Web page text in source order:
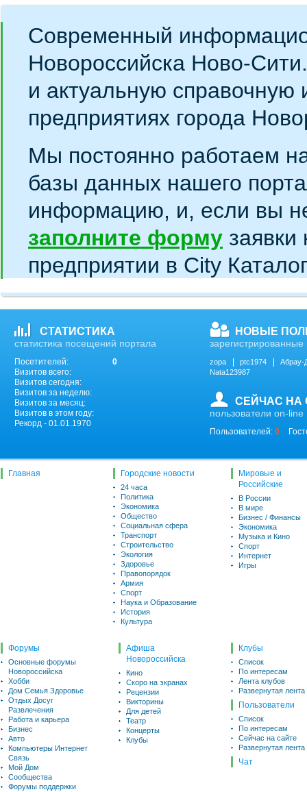
Современный
Новороссийска Ново-
и актуальную
предприятиях города
Мы постоянно работаем
базы данных нашего
информацию, и, если вы
заполните форму
предприятии в City
СТАТИСТИКА
статистика посещений портала
Посетителей:
0
Визитов всего:
Визитов сегодня:
Визитов за неделю:
Визитов за месяц:
Визитов в этом году:
Рекорд - 01.01.1970
НОВЫЕ
зарегистрированные
zopa ptc1974
Абрау-
Nata123987
СЕЙЧАС НА
пользователи on-line
Пользователей: 0
Главная Городские новости
24 часа
Политика
Экономика
Общество
Социальная сфера
Транспорт
Строительство
Экология
Здоровье
Правопорядок
Армия
Спорт
Наука и Образование
История
Культура
Мировые и
Российские
В России
В мире
Бизнес / Финансы
Экономика
Музыка и Кино
Спорт
Интернет
Игры
Форумы
Основные форумы
Новороссийска
Хобби
Дом Семья Здоровье
Отдых Досуг
Развлечения
Работа и карьера
Бизнес
Авто
Компьютеры Интернет
Связь
Мой Дом
Сообщества
Форумы поддержки
Афиша
Новороссийска
Кино
Скоро на экранах
Рецензии
Викторины
Для детей
Театр
Концерты
Клубы
Клубы
Список
По интересам
Лента клубов
Развернутая лента
Пользователи
Список
По интересам
Сейчас на сайте
Развернутая лента
Чат